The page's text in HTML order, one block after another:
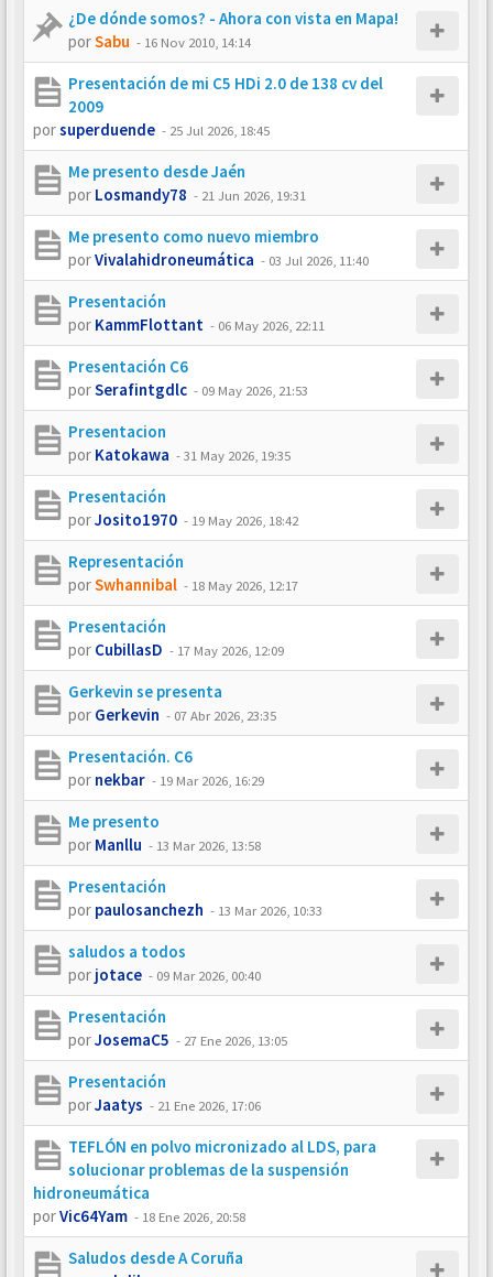
¿De dónde somos? - Ahora con vista en Mapa!
porSabu - 16 Nov 2010, 14:14
Presentación de mi C5 HDi 2.0 de 138 cv del
2009
porsuperduende - 25 Jul 2026, 18:45
Me presento desde Jaén
por Losmandy78 - 21 Jun 2026, 19:31
Me presento como nuevo miembro
porVivalahidroneumática - 03 Jul 2026, 11:40
Presentación
por KammFlottant - 06 May 2026, 22:11
Presentación C6
porSerafintgdlc - 09 May 2026, 21:53
Presentacion
por Katokawa -31 May 2026, 19:35
Presentación
porJosito1970 - 19 May 2026, 18:42
Representación
porSwhannibal - 18 May 2026, 12:17
Presentación
por CubillasD - 17 May 2026, 12:09
Gerkevin se presenta
por Gerkevin - 07 Abr 2026, 23:35
Presentación. C6
por nekbar - 19 Mar 2026, 16:29
Me presento
por Manllu - 13 Mar 2026, 13:58
Presentación
por paulosanchezh - 13 Mar 2026, 10:33
saludos a todos
por jotace - 09 Mar 2026, 00:40
Presentación
porJosemaC5 - 27 Ene 2026, 13:05
Presentación
porJaatys - 21 Ene 2026, 17:06
TEFLÓN en polvo micronizado al LDS, para
solucionar problemas de la suspensión
hidroneumática
porVic64Yam - 18 Ene 2026, 20:58
Saludos desde A Coruña